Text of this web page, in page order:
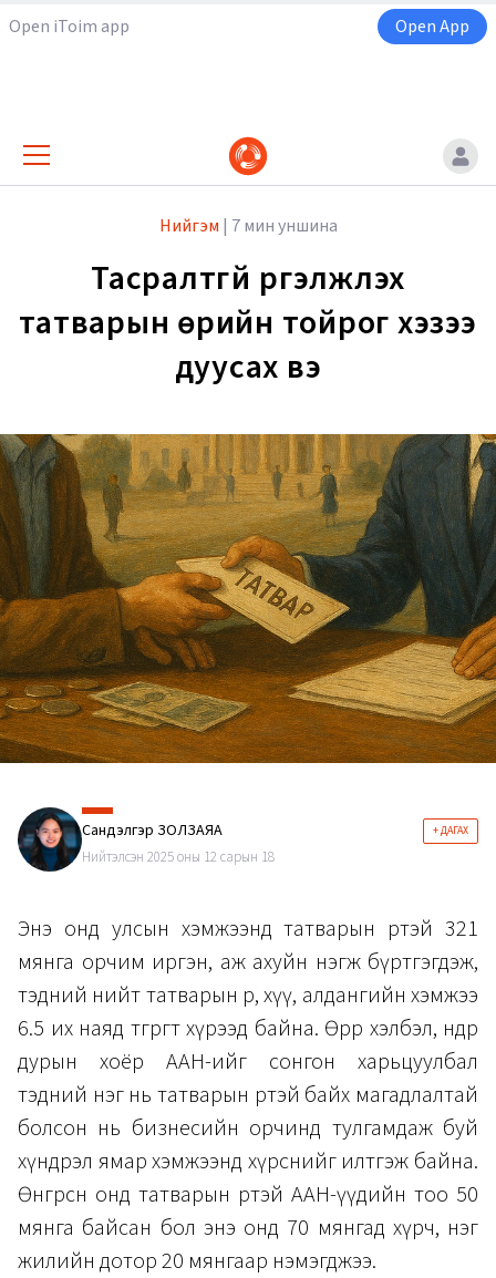
Open iToim app Open App
Нийгэм | 7 мин уншина
Тасралтгүй үргэлжлэх
татварын өрийн тойрог хэзээ
дуусах вэ
Сандэлгэр ЗОЛЗАЯА + ДАГАХ
Нийтэлсэн 2025 оны 12 сарын 18
Энэ онд улсын хэмжээнд татварын өртэй 321
мянга орчим иргэн, аж ахуйн нэгж бүртгэгдэж,
тэдний нийт татварын өр, хүү, алдангийн хэмжээ
6.5 их наяд төгрөгт хүрээд байна. Өөрөөр хэлбэл, өнөөдөр
дурын хоёр ААН-ийг сонгон харьцуулбал
тэдний нэг нь татварын өртэй байх магадлалтай
болсон нь бизнесийн орчинд тулгамдаж буй
хүндрэл ямар хэмжээнд хүрснийг илтгэж байна.
Өнгөрсөн онд татварын өртэй ААН-үүдийн тоо 50
мянга байсан бол энэ онд 70 мянгад хүрч, нэг
жилийн дотор 20 мянгаар нэмэгджээ.